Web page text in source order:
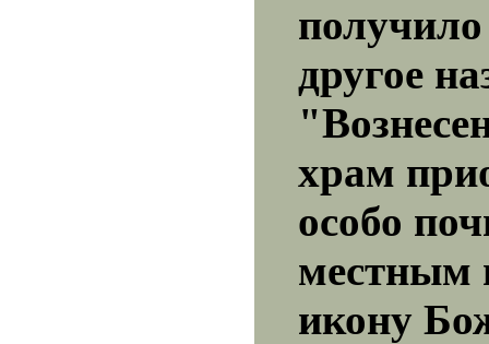
другое
храм
особо
местным
икону